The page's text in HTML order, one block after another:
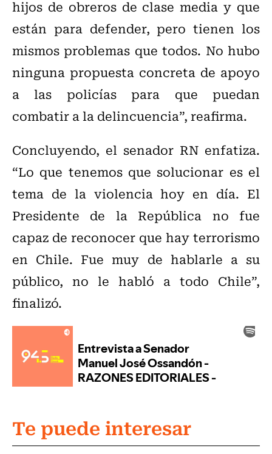
hijos de obreros de clase media y que
están para defender, pero tienen los
mismos problemas que todos. No hubo
ninguna propuesta concreta de apoyo
a las policías para que puedan
combatir a la delincuencia”, reafirma.
Concluyendo, el senador RN enfatiza.
“Lo que tenemos que solucionar es el
tema de la violencia hoy en día. El
Presidente de la República no fue
capaz de reconocer que hay terrorismo
en Chile. Fue muy de hablarle a su
público, no le habló a todo Chile”,
finalizó.
Te puede interesar